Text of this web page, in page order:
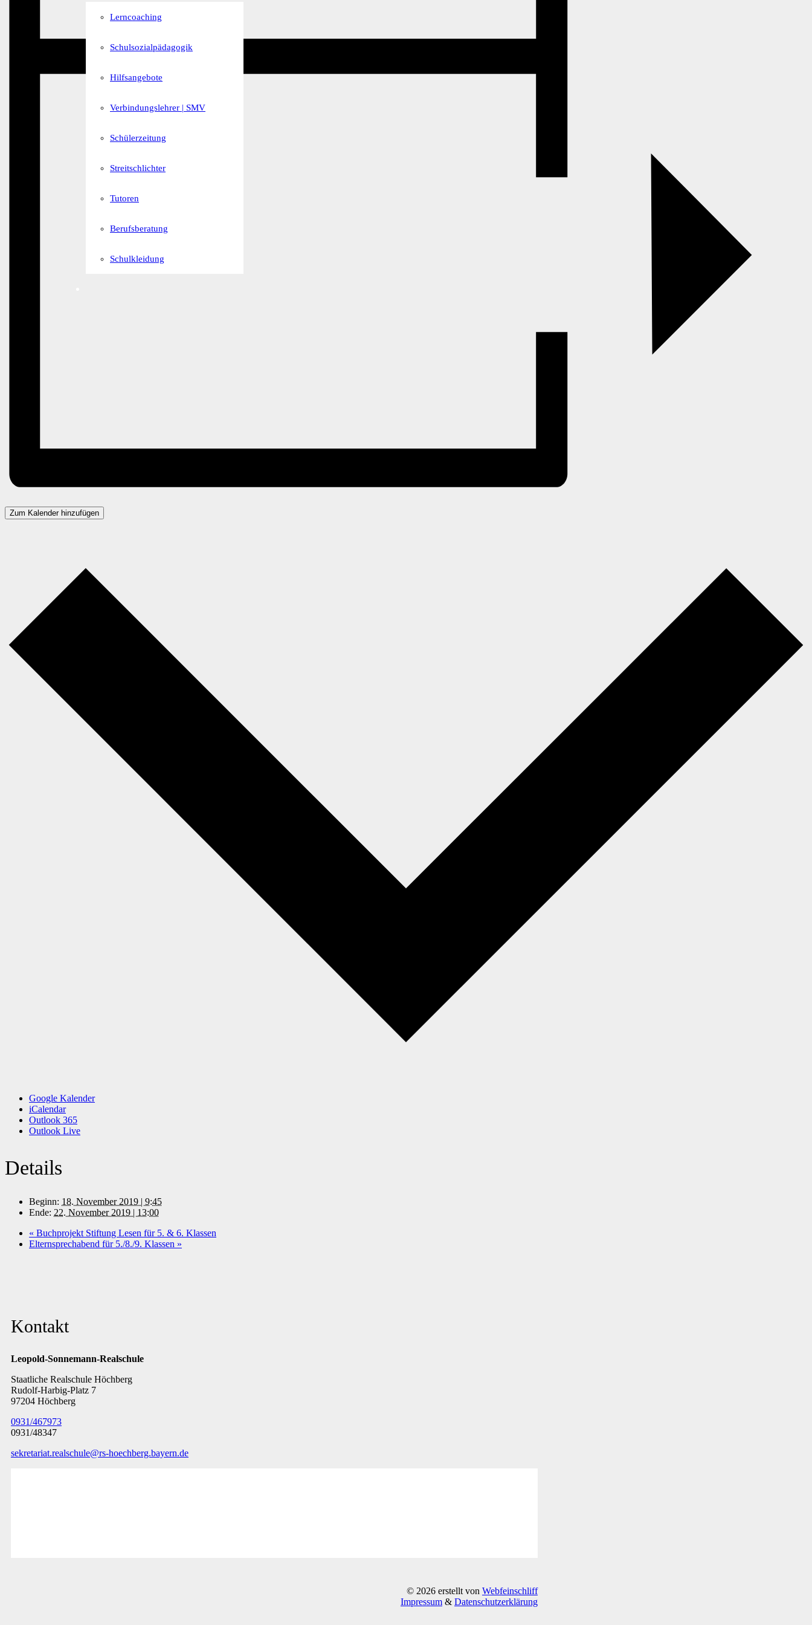
Lerncoaching
Schulsozialpädagogik
Hilfsangebote
Verbindungslehrer | SMV
Schülerzeitung
Streitschlichter
Tutoren
Berufsberatung
Schulkleidung
Zum Kalender hinzufügen
Google Kalender
iCalendar
Outlook 365
Outlook Live
Details
Beginn: 18. November 2019 | 9:45
Ende: 22. November 2019 | 13:00
« Buchprojekt Stiftung Lesen für 5. & 6. Klassen
Elternsprechabend für 5./8./9. Klassen »
Kontakt
Leopold-Sonnemann-Realschule
Staatliche Realschule Höchberg
Rudolf-Harbig-Platz 7
97204 Höchberg
0931/467973
0931/48347
sekretariat.realschule@rs-hoechberg.bayern.de
© 2026 erstellt von Webfeinschliff
Impressum& Datenschutzerklärung